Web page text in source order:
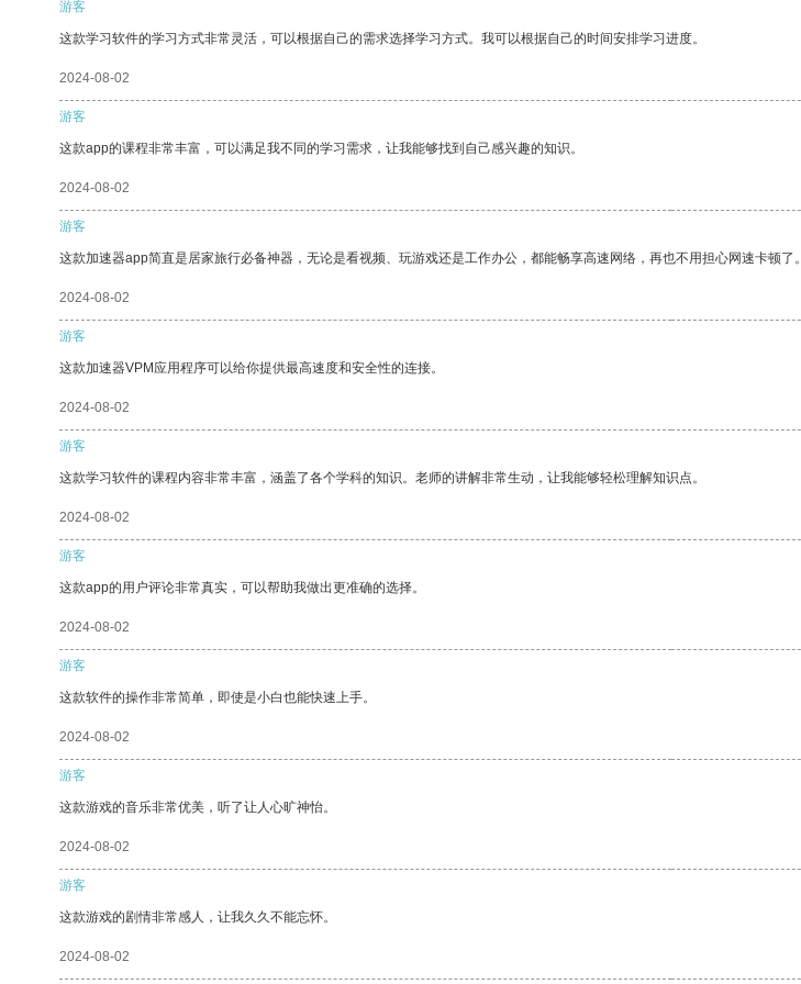
游客
这款学习软件的学习方式非常灵活，可以根据自己的需求选择学习方式。我可以根据自己的时间安排学习进度。
2024-08-02
游客
这款app的课程非常丰富，可以满足我不同的学习需求，让我能够找到自己感兴趣的知识。
2024-08-02
游客
这款加速器app简直是居家旅行必备神器，无论是看视频、玩游戏还是工作办公，都能畅享高速网络，再也不用担心网速卡顿了。
2024-08-02
游客
这款加速器VPM应用程序可以给你提供最高速度和安全性的连接。
2024-08-02
游客
这款学习软件的课程内容非常丰富，涵盖了各个学科的知识。老师的讲解非常生动，让我能够轻松理解知识点。
2024-08-02
游客
这款app的用户评论非常真实，可以帮助我做出更准确的选择。
2024-08-02
游客
这款软件的操作非常简单，即使是小白也能快速上手。
2024-08-02
游客
这款游戏的音乐非常优美，听了让人心旷神怡。
2024-08-02
游客
这款游戏的剧情非常感人，让我久久不能忘怀。
2024-08-02